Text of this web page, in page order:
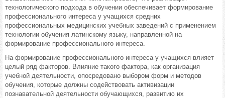
технологического подхода в обучении обеспечивает формирование
профессионального интереса у учащихся средних
профессиональных медицинских учебных заведений с применением
технологии обучения латинскому языку, направленной на
формирование профессионального интереса.
На формирование профессионального интереса у учащихся влияет
целый ряд факторов. Влияние такого фактора, как организация
учебной деятельности, опосредовано выбором форм и методов
обучения, которые должны содействовать активизации
познавательной деятельности обучающихся, развитию их